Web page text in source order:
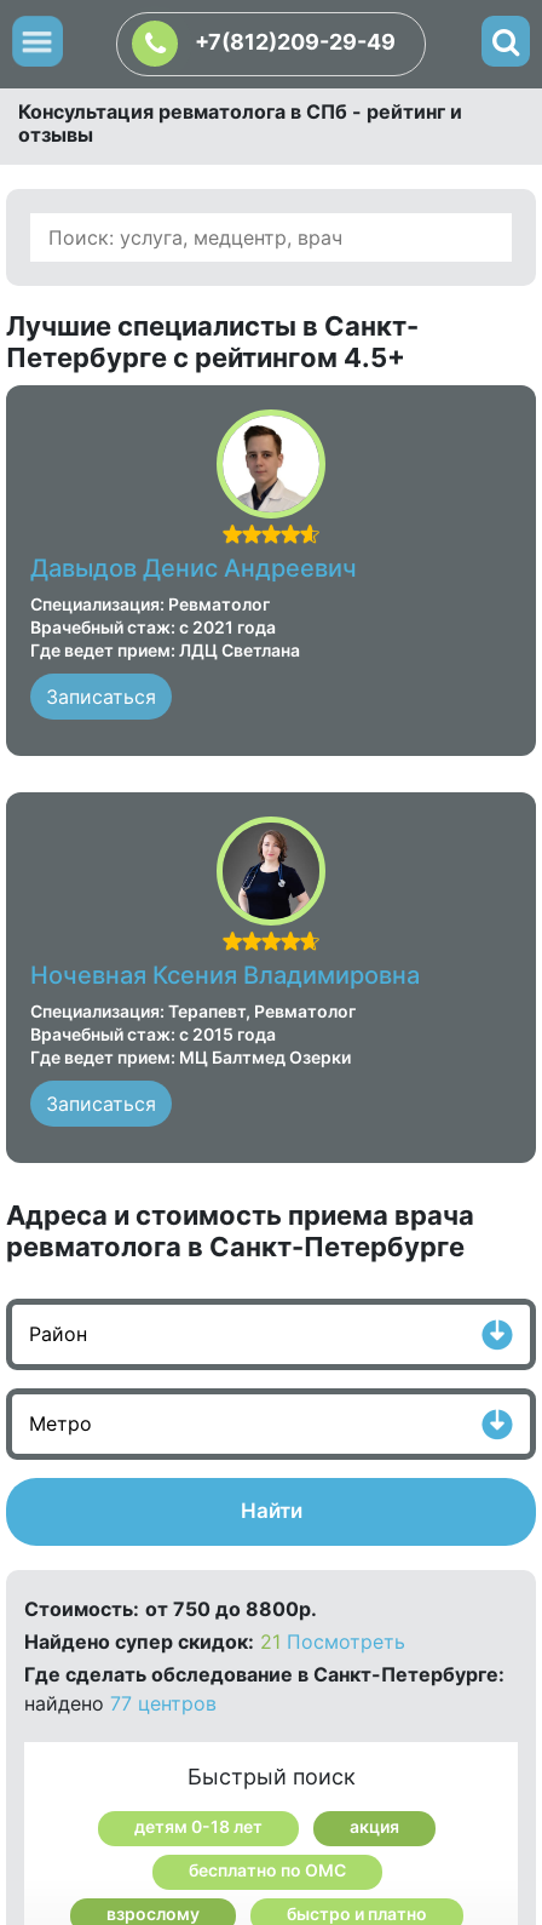
+7(812)209-29-49
Консультация ревматолога в СПб - рейтинг и
отзывы
Лучшие специалисты в Санкт-
Петербурге с рейтингом 4.5+
Давыдов Денис Андреевич
Специализация: Ревматолог
Врачебный стаж: с 2021 года
Где ведет прием: ЛДЦ Светлана
Записаться
Ночевная Ксения Владимировна
Специализация: Терапевт, Ревматолог
Врачебный стаж: с 2015 года
Где ведет прием: МЦ Балтмед Озерки
Записаться
Адреса и стоимость приема врача
ревматолога в Санкт-Петербурге
Найти
Стоимость: от 750 до 8800р.
Найдено cупер скидок: 21 Посмотреть
Где сделать обследование в Санкт-Петербурге:
найдено 77 центров
Быстрый поиск
детям 0-18 лет акция
бесплатно по ОМС
взрослому быстро и платно